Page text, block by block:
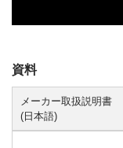
資料
メーカー取扱説明書
(日本語)